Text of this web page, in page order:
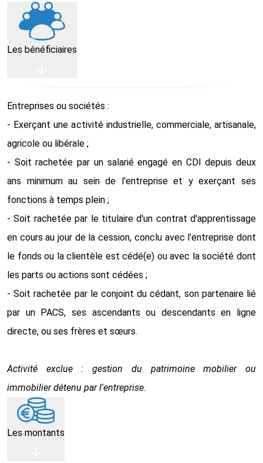
Les bénéficiaires
Entreprises ou sociétés :
- Exerçant une activité industrielle, commerciale, artisanale,
agricole ou libérale ;
- Soit rachetée par un salarié engagé en CDI depuis deux
ans minimum au sein de l'entreprise et y exerçant ses
fonctions à temps plein ;
- Soit rachetée par le titulaire d'un contrat d'apprentissage
en cours au jour de la cession, conclu avec l'entreprise dont
le fonds ou la clientèle est cédé(e) ou avec la société dont
les parts ou actions sont cédées ;
- Soit rachetée par le conjoint du cédant, son partenaire lié
par un PACS, ses ascendants ou descendants en ligne
directe, ou ses frères et sœurs.
Activité exclue : gestion du patrimoine mobilier ou
immobilier détenu par l'entreprise.
Les montants